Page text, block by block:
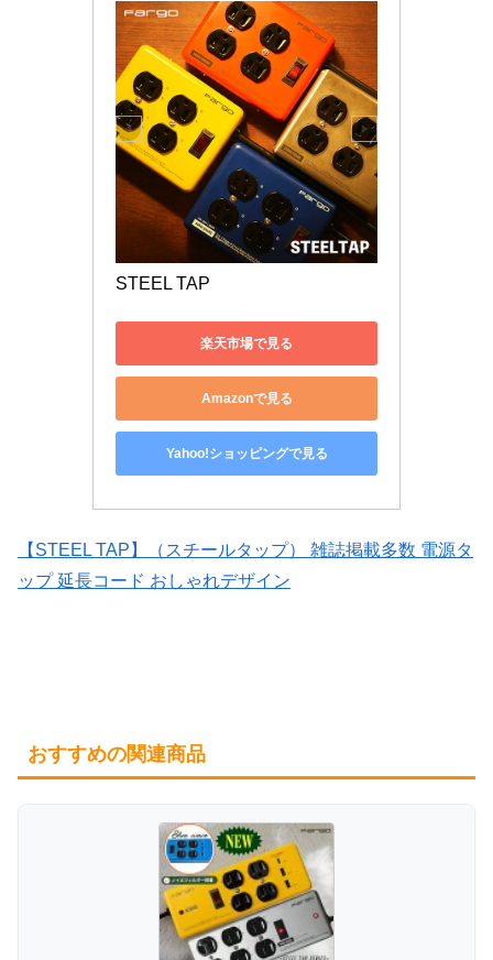
STEEL TAP
楽天市場で見る
Amazonで見る
Yahoo!ショッピングで見る
【STEEL TAP】（スチールタップ） 雑誌掲載多数 電源タ
ップ 延長コード おしゃれデザイン
おすすめの関連商品